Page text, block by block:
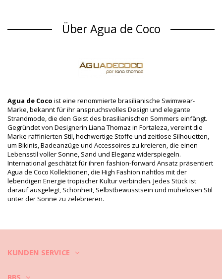
Material Oberstoff
Material Oberstoff: 87% Polyamide; 13% Elastane
Produktinformation
Abteilung: Damen, Bikinihosen
HS CODE: 6112.41.0010
SKU: 1981120836
EAN: XS (7899818101855), S (7909598541779), M (7909598541786),
L (7909598541793), XL (7899818101893)
Lieferantenreferenznummer: C1242B1445
Gewicht: 45g / 0.1lb / 1.59oz
Print ist nicht exakt und kann je nach Schnitt variieren
Retuschierte Fotos
Wasch- & Pflegeanleitung
Pflegeanleitung für: Agua de Coco Bottom Bikini Beca
Cobra Pixels
tun, damit dieser einige Jahre gebrauchsfähig bleibt?
Über Agua de Coco
Agua de Coco ist eine renommierte brasilianische Swimwear-
Marke, bekannt für ihr anspruchsvolles Design und elegante
Strandmode, die den Geist des brasilianischen Sommers einfängt.
Gegründet von Designerin Liana Thomaz in Fortaleza, vereint die
Marke raffinierten Stil, hochwertige Stoffe und zeitlose Silhouetten,
um Bikinis, Badeanzüge und Accessoires zu kreieren, die einen
Lebensstil voller Sonne, Sand und Eleganz widerspiegeln.
International geschätzt für ihren fashion-forward Ansatz präsentiert
Agua de Coco Kollektionen, die High Fashion nahtlos mit der
lebendigen Energie tropischer Kultur verbinden. Jedes Stück ist
darauf ausgelegt, Schönheit, Selbstbewusstsein und mühelosen Stil
unter der Sonne zu zelebrieren.
KUNDEN SERVICE